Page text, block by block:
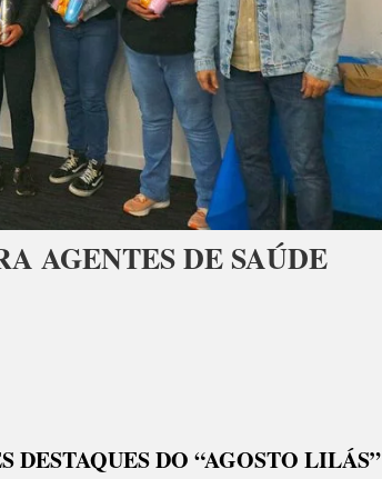
AGENTES DE SAÚDE
DESTAQUES DO “AGOSTO LILÁS”